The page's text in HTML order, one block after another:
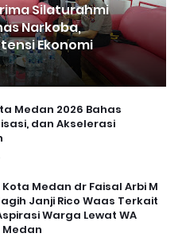
Silaturahmi
Narkoba,
Ekonomi
Medan 2026 Bahas
dan Akselerasi
Kota Medan dr Faisal Arbi M
Janji Rico Waas Terkait
Warga Lewat WA
Medan